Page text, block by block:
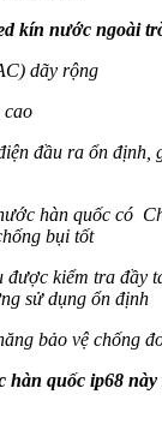
kín nước ngoài
dãy rộng
cao
đầu ra ổn định,
hàn quốc có
bụi tốt
được kiểm tra đầy
sử dụng ổn định
bảo vệ chống
hàn quốc ip68